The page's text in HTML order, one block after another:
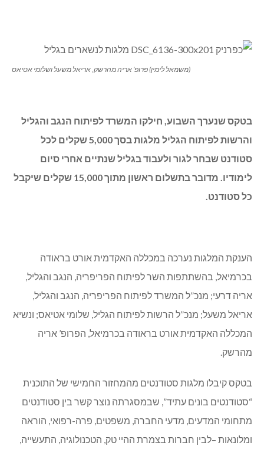
(משמאל לימין) פרופ’ אריה מהרשק, אריאל משעל ושלומי אטיאס
בטקס שנערך השבוע, חילקו המשרד לפיתוח הנגב והגליל
והרשות לפיתוח הגליל מלגות בסך 5,000 שקלים לכל
סטודנט שבחר לגור ולעבוד בגליל שנתיים אחרי סיום
לימודיו. מדובר בתשלום ראשון מתוך 15,000 שקלים שיקבל
כל סטודנט.
הענקת המלגות נערכה במכללה האקדמית אורט בראודה
בכרמיאל, בהשתתפות השר לפיתוח הפריפריה, הנגב והגליל,
אריה דרעי; מנכ”ל המשרד לפיתוח הפריפריה, הנגב והגליל,
אריאל משעל; מנכ”ל הרשות לפיתוח הגליל, שלומי אטיאס; ונשיא
המכללה האקדמית אורט בראודה בכרמיאל, הפרופ’ אריה
מהרשק.
בטקס קיבלו מלגות סטודנטים מהמחזור החמישי של התוכנית
“סטודנטים בונים עתיד”, שבמסגרתה נוצר קשר בין סטודנטים
מתחומי המדעים, מדעי החברה, משפטים, פרה-רפואי, הוראה
ומלונאות –לבין חברות בצמרת ההיי טק, הטכנולוגיה, התעשייה,